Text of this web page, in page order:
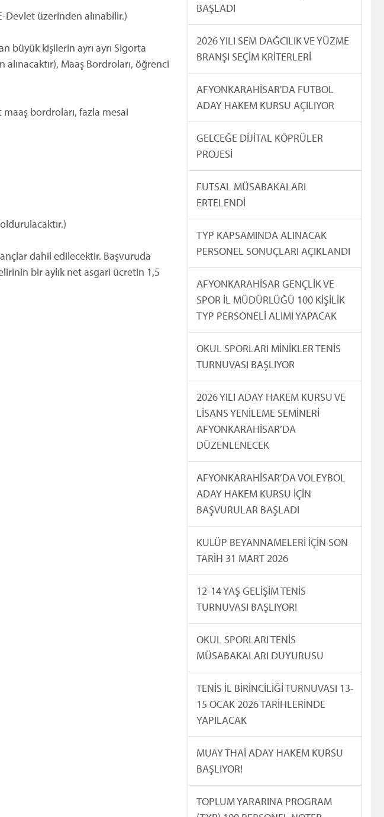
Devlet üzerinden alınabilir.)
büyük kişilerin ayrı ayrı Sigorta
Maaş Bordroları, öğrenci
maaş bordroları, fazla mesai
dahil edilecektir. Başvuruda
bir aylık net asgari ücretin 1,5
BAŞLADI
2026 YILI SEM DAĞCILIK VE YÜZME
BRANŞI SEÇİM KRİTERLERİ
AFYONKARAHİSAR'DA FUTBOL
ADAY HAKEM KURSU AÇILIYOR
GELCEĞE DİJİTAL KÖPRÜLER
PROJESİ
FUTSAL MÜSABAKALARI
ERTELENDİ
TYP KAPSAMINDA ALINACAK
PERSONEL SONUÇLARI AÇIKLANDI
AFYONKARAHİSAR GENÇLİK VE
SPOR İL MÜDÜRLÜĞÜ 100 KİŞİLİK
TYP PERSONELİ ALIMI YAPACAK
OKUL SPORLARI MİNİKLER TENİS
TURNUVASI BAŞLIYOR
2026 YILI ADAY HAKEM KURSU VE
LİSANS YENİLEME SEMİNERİ
AFYONKARAHİSAR’DA
DÜZENLENECEK
AFYONKARAHİSAR’DA VOLEYBOL
ADAY HAKEM KURSU İÇİN
BAŞVURULAR BAŞLADI
KULÜP BEYANNAMELERİ İÇİN SON
TARİH 31 MART 2026
12-14 YAŞ GELİŞİM TENİS
TURNUVASI BAŞLIYOR!
OKUL SPORLARI TENİS
MÜSABAKALARI DUYURUSU
TENİS İL BİRİNCİLİĞİ TURNUVASI 13-
15 OCAK 2026 TARİHLERİNDE
YAPILACAK
MUAY THAİ ADAY HAKEM KURSU
BAŞLIYOR!
TOPLUM YARARINA PROGRAM